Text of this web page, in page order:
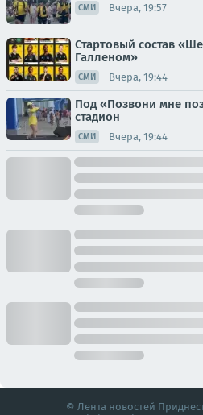
СМИ Вчера, 19:57
Стартовый состав
Галленом»
СМИ Вчера, 19:44
Под «Позвони мне
стадион
СМИ Вчера, 19:44
© Лента новостей